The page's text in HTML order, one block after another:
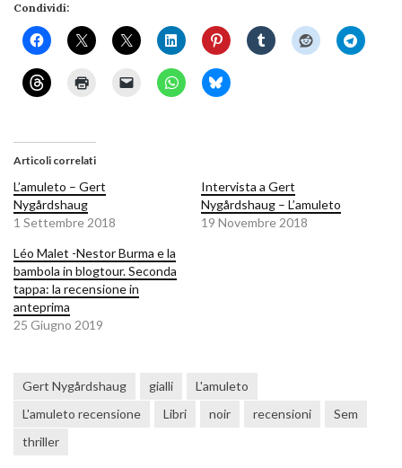
Condividi:
Articoli correlati
L’amuleto – Gert
Nygårdshaug
1 Settembre 2018
Intervista a Gert
Nygårdshaug – L’amuleto
19 Novembre 2018
Léo Malet -Nestor Burma e la
bambola in blogtour. Seconda
tappa: la recensione in
anteprima
25 Giugno 2019
Gert Nygårdshaug gialli
L'amuleto
L'amuleto recensione
Libri noir recensioni
Sem
thriller